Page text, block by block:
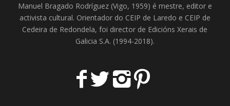
Manuel Bragado Rodríguez (Vigo, 1959) é mestre, editor e
activista cultural. Orientador do CEIP de Laredo e CEIP de
Cedeira de Redondela, foi director de Edicións Xerais de
Galicia S.A. (1994-2018).